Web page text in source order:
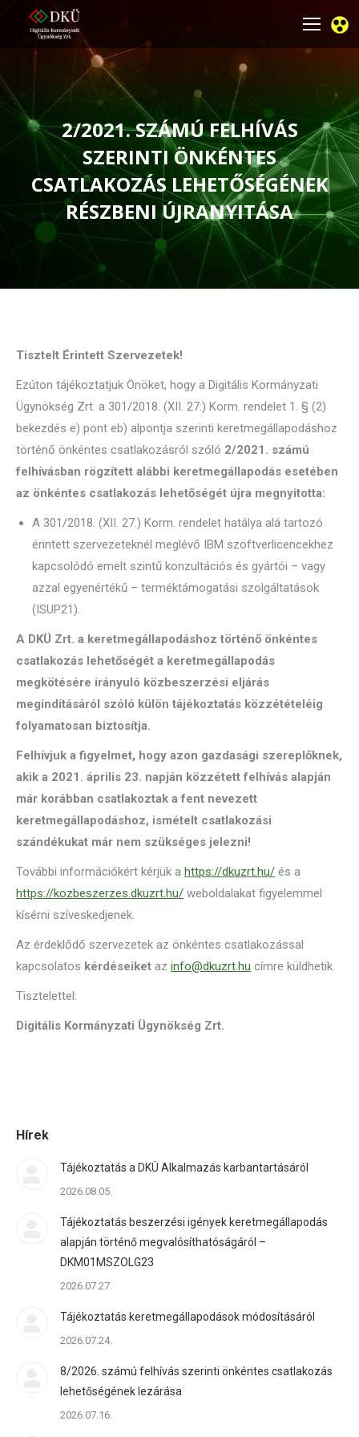
2/2021. SZÁMÚ FELHÍVÁS
SZERINTI ÖNKÉNTES
CSATLAKOZÁS LEHETŐSÉGÉNEK
RÉSZBENI ÚJRANYITÁSA
You are here:
Tisztelt Érintett Szervezetek!
Ezúton tájékoztatjuk Önöket, hogy a Digitális Kormányzati
Ügynökség Zrt. a 301/2018. (XII. 27.) Korm. rendelet 1. § (2)
bekezdés e) pont eb) alpontja szerinti keretmegállapodáshoz
történő önkéntes csatlakozásról szóló 2/2021. számú
felhívásban rögzített alábbi keretmegállapodás esetében
az önkéntes csatlakozás lehetőségét újra megnyitotta:
A 301/2018. (XII. 27.) Korm. rendelet hatálya alá tartozó
érintett szervezeteknél meglévő IBM szoftverlicencekhez
kapcsolódó emelt szintű konzultációs és gyártói – vagy
azzal egyenértékű – terméktámogatási szolgáltatások
(ISUP21).
A DKÜ Zrt. a keretmegállapodáshoz történő önkéntes
csatlakozás lehetőségét a keretmegállapodás
megkötésére irányuló közbeszerzési eljárás
megindításáról szóló külön tájékoztatás közzétételéig
folyamatosan biztosítja.
Felhívjuk a figyelmet, hogy azon gazdasági szereplőknek,
akik a 2021. április 23. napján közzétett felhívás alapján
már korábban csatlakoztak a fent nevezett
keretmegállapodáshoz, ismételt csatlakozási
szándékukat már nem szükséges jelezni!
További információkért kérjük a https://dkuzrt.hu/ és a
https://kozbeszerzes.dkuzrt.hu/ weboldalakat figyelemmel
kísérni szíveskedjenek.
Az érdeklődő szervezetek az önkéntes csatlakozással
kapcsolatos kérdéseiket az info@dkuzrt.hu címre küldhetik.
Tisztelettel:
Digitális Kormányzati Ügynökség Zrt.
Hírek
Tájékoztatás a DKÜ Alkalmazás karbantartásáról
2026.08.05.
Tájékoztatás beszerzési igények keretmegállapodás
alapján történő megvalósíthatóságáról –
DKM01MSZOLG23
2026.07.27.
Tájékoztatás keretmegállapodások módosításáról
2026.07.24.
8/2026. számú felhívás szerinti önkéntes csatlakozás
lehetőségének lezárása
2026.07.16.